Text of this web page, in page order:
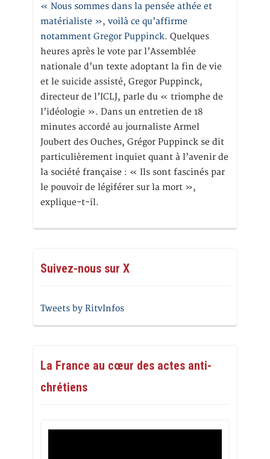
« Nous sommes dans la pensée athée et
matérialiste », voilà ce qu’affirme
notamment Gregor Puppinck. Quelques
heures après le vote par l’Assemblée
nationale d’un texte adoptant la fin de vie
et le suicide assisté, Gregor Puppinck,
directeur de l’ICLJ, parle du « triomphe de
l’idéologie ». Dans un entretien de 18
minutes accordé au journaliste Armel
Joubert des Ouches, Grégor Puppinck se dit
particulièrement inquiet quant à l’avenir de
la société française : « Ils sont fascinés par
le pouvoir de légiférer sur la mort »,
explique-t-il.
Suivez-nous sur X
Tweets by RitvInfos
La France au cœur des actes anti-
chrétiens